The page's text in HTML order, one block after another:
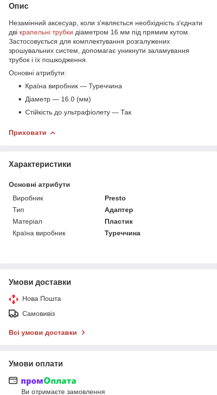
Опис
Незамінний аксесуар, коли з'являється необхідність з'єднати
дві крапельні трубки діаметром 16 мм під прямим кутом.
Застосовується для комплектування розгалужених
зрошувальних систем, допомагає уникнути заламування
трубок і їх пошкодження.
Основні атрибути:
Країна виробник ― Туреччина
Діаметр ― 16.0 (мм)
Стійкість до ультрафіолету ― Так
Приховати
Характеристики
Основні атрибути
Виробник
Presto
Тип
Адаптер
Матеріал
Пластик
Країна виробник
Туреччина
Умови доставки
Нова Пошта
Самовивіз
Всі умови доставки
Умови оплати
Ви отримаєте замовлення